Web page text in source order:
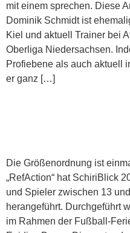
mit einem sprechen. Diese
Dominik Schmidt ist
Kiel und aktuell Trainer bei
Oberliga Niedersachsen.
Profiebene als auch aktuell
er ganz […]
Die Größenordnung ist
„RefAction“ hat SchiriBlick
und Spieler zwischen 13
herangeführt. Durchgeführt
im Rahmen der Fußball-